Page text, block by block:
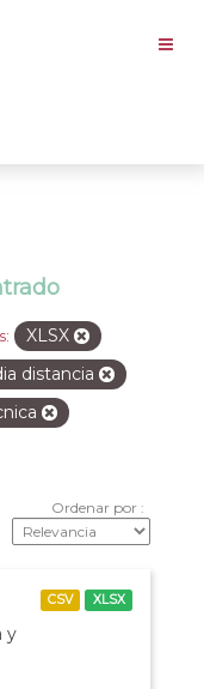
XLSX
distancia
Ordenar por
y
CSV XLSX